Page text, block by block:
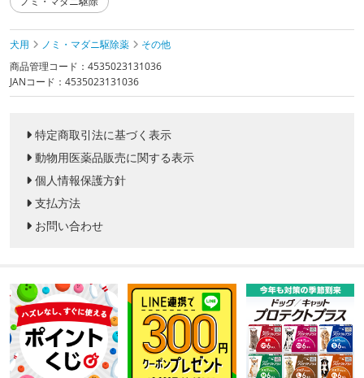
犬用 ノミ・マダニ駆除薬
その他
商品管理コード：4535023131036
JANコード：4535023131036
特定商取引法に基づく表示
動物用医薬品販売に関する表示
個人情報保護方針
支払方法
お問い合わせ